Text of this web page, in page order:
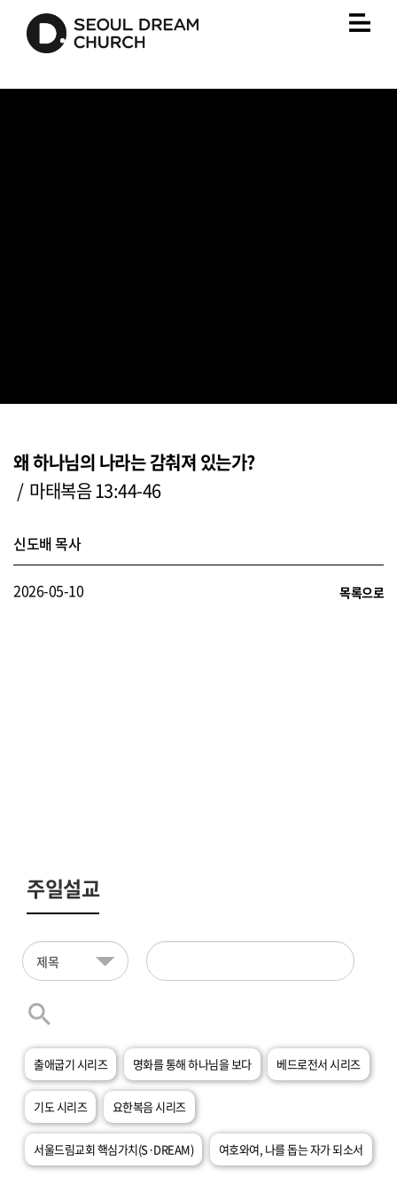
왜 하나님의 나라는 감춰져 있는가?
/ 마태복음 13:44-46
신도배 목사
2026-05-10 목록으로
주일설교
출애굽기 시리즈 명화를 통해 하나님을 보다 베드로전서 시리즈
기도 시리즈 요한복음 시리즈
서울드림교회 핵심가치(S·DREAM) 여호와여, 나를 돕는 자가 되소서